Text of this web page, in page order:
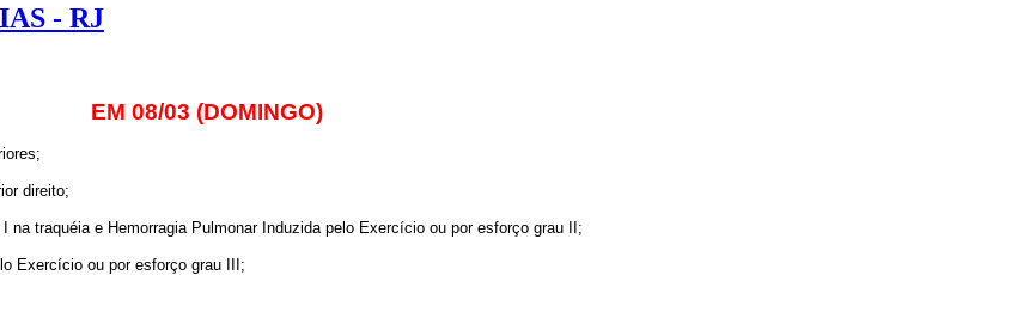
- RJ
EM 08/03 (DOMINGO)
direito;
na traquéia e Hemorragia Pulmonar Induzida pelo Exercício ou por esforço grau II;
Exercício ou por esforço grau III;